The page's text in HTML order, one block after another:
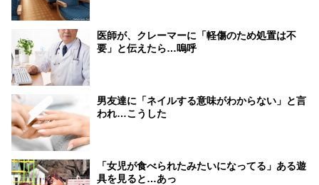
医師が、クレーマーに「軽傷のため処置は不
要」と伝えたら…嗚呼
男友達に「ネイルする意味がわからない」と言
われ…こうした
「女児が食べられたみたいになってる」ある遊
具を見ると…あっ